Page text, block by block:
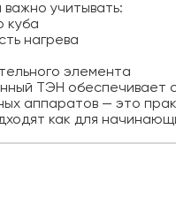
учитывать:
куба
нагрева
элемента
ТЭН обеспечивает
аппаратов — это
как для